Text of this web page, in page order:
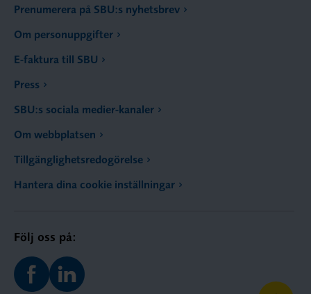
Prenumerera på SBU:s nyhetsbrev
Om personuppgifter
E-faktura till SBU
Press
SBU:s sociala medier-kanaler
Om webbplatsen
Tillgänglighetsredogörelse
Hantera dina cookie inställningar
Följ oss på: